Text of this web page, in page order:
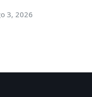
3, 2026